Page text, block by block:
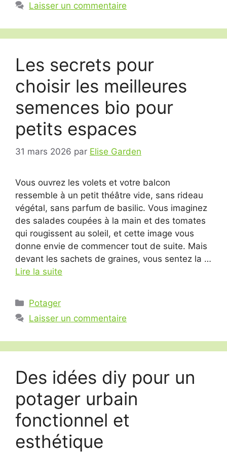
Laisser un commentaire
Les secrets pour
choisir les meilleures
semences bio pour
petits espaces
31 mars 2026 par Elise Garden
Vous ouvrez les volets et votre balcon
ressemble à un petit théâtre vide, sans rideau
végétal, sans parfum de basilic. Vous imaginez
des salades coupées à la main et des tomates
qui rougissent au soleil, et cette image vous
donne envie de commencer tout de suite. Mais
devant les sachets de graines, vous sentez la …
Lire la suite
Catégories
Potager
Laisser un commentaire
Des idées diy pour un
potager urbain
fonctionnel et
esthétique